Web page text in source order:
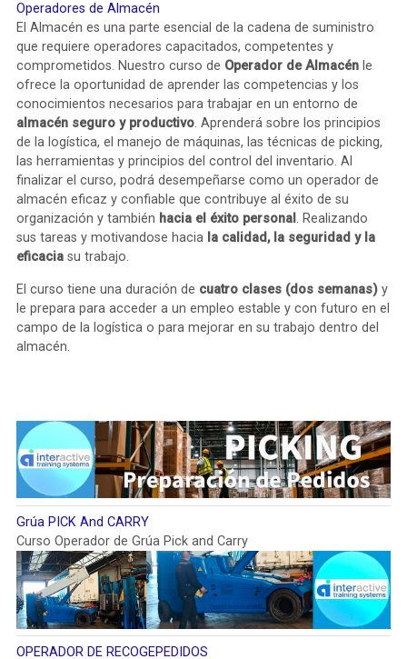
Operadores de Almacén
El Almacén es una parte esencial de la cadena de suministro
que requiere operadores capacitados, competentes y
comprometidos. Nuestro curso de Operador de Almacénle
ofrece la oportunidad de aprender las competencias y los
conocimientos necesarios para trabajar en un entorno de
almacén seguro y productivo. Aprenderá sobre los principios
de la logística, el manejo de máquinas, las técnicas de picking,
las herramientas y principios del control del inventario. Al
finalizar el curso, podrá desempeñarse como un operador de
almacén eficaz y confiable que contribuye al éxito de su
organización y también hacia el éxito personal . Realizando
sus tareas y motivandose haciala calidad, la seguridad y la
eficacia su trabajo.
El curso tiene una duración de cuatro clases (dos semanas)y
le prepara para acceder a un empleo estable y con futuro en el
campo de la logística o para mejorar en su trabajo dentro del
almacén.
Grúa PICK And CARRY
Curso Operador de Grúa Pick and Carry
OPERADOR DE RECOGEPEDIDOS